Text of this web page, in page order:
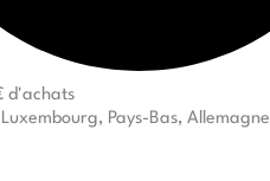
d'achats
Pays-Bas, Allemagne